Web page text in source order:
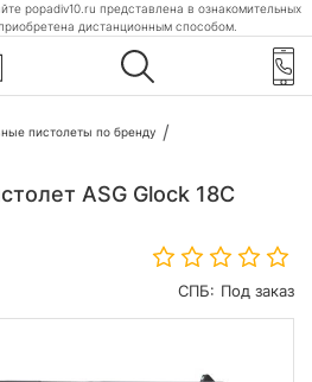
popadiv10.ru представлена в ознакомительных
дистанционным способом.
пистолеты по бренду
ASG Glock 18C
СПБ: Под заказ